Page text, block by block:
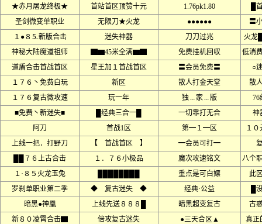
★赤月屠龙终极★
首站首区顶赞十元 1.76pk1.80
█
圣剑微变单职业
无限刀★火龙 ●●●●●●
〓
１●８⒌新版合击
迷失神器 刀刀过兆
火龙
神秘大陆魔道祖师
▇▆45米全满▆▇ 免费挂机回収
低消
道盾合击首战首区
星王加１首战首区 〓会员免费〓
○
１７６丶免费白玩
新区 散人打金天堂
散
１７６复古微攻速
玩一年 独﹍家﹍版
76
■免费丶新迷失■
█经典三合一█ 一切靠打无合
神
阿刀
首战1区 第━１━区
１
上线一把．打野刀
【 首战首区 】 ━会员可打━
██７６上古合击
１．７６小极品 魔次攻速铭文
八个
１·８５火龙玉兔
重点是可白嫖
此
罗刹单职业第二季
◆ 复古迷失 ◆ 经典·公益
█
暗黑●神凰
上线先送８８８█ 暗黑超变复古
古
新８０凌霄合击▇
倍攻复古迷失 ●三天合区▲
真正